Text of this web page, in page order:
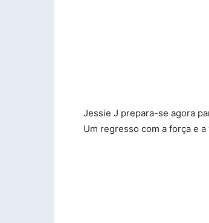
Jessie J prepara-se agora
Um regresso com a força e